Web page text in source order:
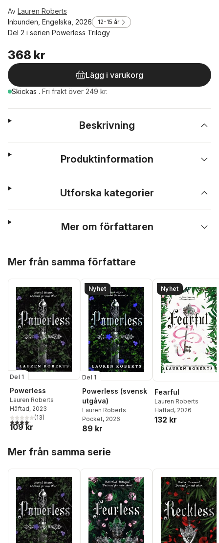
Av Lauren Roberts
Inbunden, Engelska, 2026
12-15 år
Del 2 i serien Powerless Trilogy
368 kr
Lägg i varukorg
Skickas . Fri frakt över 249 kr.
Beskrivning
Produktinformation
Utforska kategorier
Mer om författaren
Mer från samma författare
Del 1
Powerless
Lauren Roberts
Häftad, 2023
4,2utav 5 stjärnor. Totalt antal röster:
(13)
109 kr
Nyhet
Del 1
Powerless (svensk
utgåva)
Lauren Roberts
Pocket, 2026
89 kr
Nyhet
Fearful
Lauren Roberts
Häftad, 2026
132 kr
Mer från samma serie